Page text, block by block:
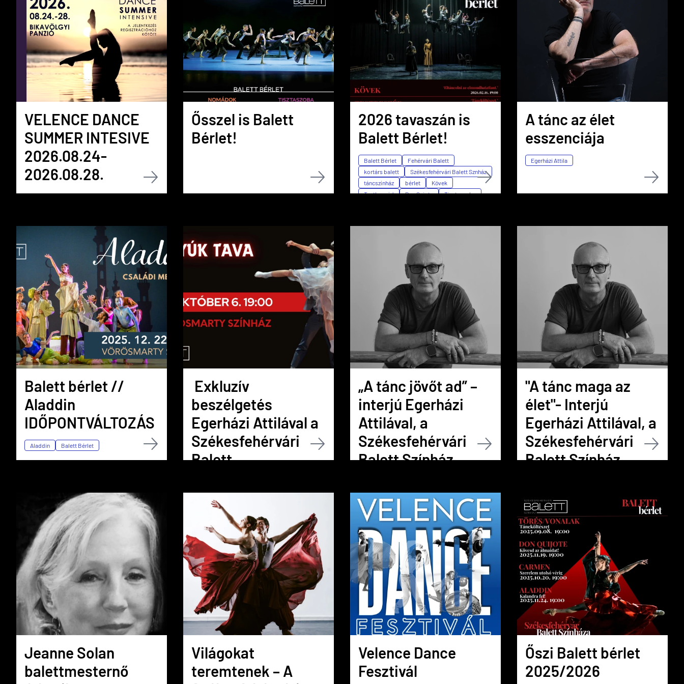
VELENCE DANCE
SUMMER INTESIVE
2026.08.24-
2026.08.28.
Ősszel is Balett
Bérlet!
2026 tavaszán is
Balett Bérlet!
Balett Bérlet
Fehérvári Balett
kortárs balett
Székesfehérvári Balett Sznház
táncszínház
bérlet
Kövek
Testbeszéd
Don Quiote Tisztaszoba
A tánc az élet
esszenciája
Egerházi Attila
Balett bérlet //
Aladdin
IDŐPONTVÁLTOZÁS
Aladdin Balett Bérlet
Exkluzív
beszélgetés
Egerházi Attilával a
Székesfehérvári
Balett
„A tánc jövőt ad” –
interjú Egerházi
Attilával, a
Székesfehérvári
Balett Színház
interjú
"A tánc maga az
élet"- Interjú
Egerházi Attilával, a
Székesfehérvári
Balett Színház
interjú
Jeanne Solan
balettmesternő
Világokat
teremtenek – A
Velence Dance
Fesztivál
Őszi Balett bérlet
2025/2026